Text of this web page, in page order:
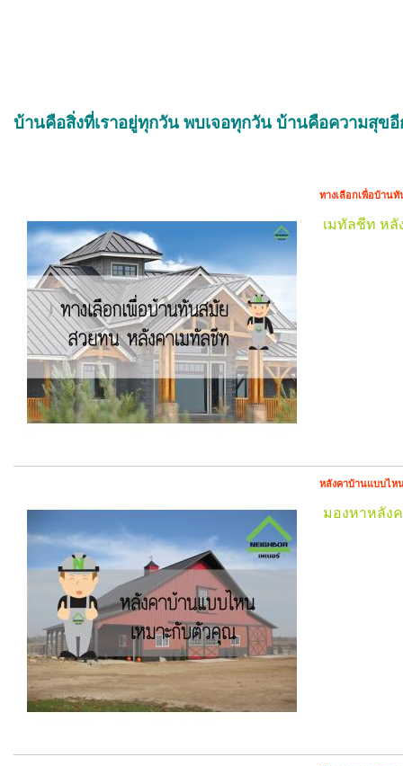
บ้านคือสิ่งที่เราอยู่ทุกวัน พบเจอทุกวัน บ้านคือความสุข
ทางเลือกเพื่อบ้าน
เมทัลชีท หลั
หลังคาบ้านแบบไห
มองหาหลัง